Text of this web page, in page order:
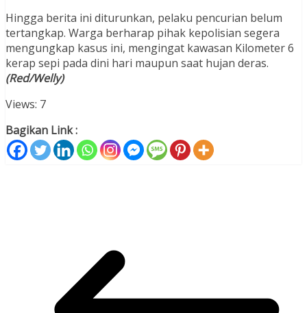
Hingga berita ini diturunkan, pelaku pencurian belum
tertangkap. Warga berharap pihak kepolisian segera
mengungkap kasus ini, mengingat kawasan Kilometer 6
kerap sepi pada dini hari maupun saat hujan deras.
(Red/Welly)
Views: 7
Bagikan Link :